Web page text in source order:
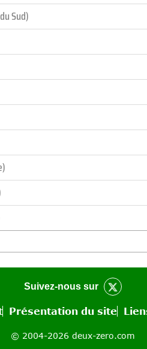
Sud)
Suivez-nous sur
Présentation du site
© 2004-2026 deux-zero.com